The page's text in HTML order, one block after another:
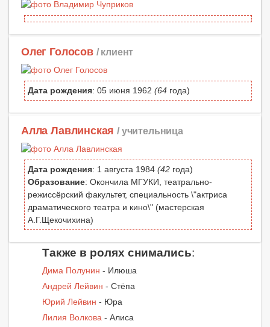
Олег Голосов / клиент
Дата рождения: 05 июня 1962 (64 года)
Алла Лавлинская / учительница
Дата рождения: 1 августа 1984 (42 года)
Образование: Окончила МГУКИ, театрально-
режиссёрский факультет, специальность \"актриса
драматического театра и кино\" (мастерская
А.Г.Щекочихина)
Также в ролях снимались:
Дима Полунин - Илюша
Андрей Лейвин - Стёпа
Юрий Лейвин - Юра
Лилия Волкова - Алиса